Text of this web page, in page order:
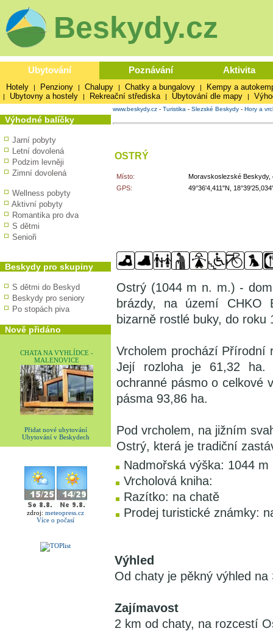
Beskydy.cz
Ubytování Poznávání Aktivita
Hotely | Penziony | Chalupy | Chatky a bungalovy | Kempy a
| Ubytovny a hostely | Rekreační střediska | Ubytování dle mapy |
Výhodné balíčky
Jarní pobyty
Letní dovolená
Podzim levněji
Zimní dovolená
Wellness pobyty
Aktivní pobyty
Romantika pro dva
S dětmi
Senioři
Beskydy pro skupiny
S dětmi do Beskyd
Beskydy pro seniory
Po stopách piva
Nově přidáno
CHATA NA VYHLÍDCE -
MALENOVICE
Přidat nové ubytování
Ubytování v Beskydech
zdroj: meteopress.cz
Více o počasí
www.beskydy.cz - Turistika - Slezské Beskydy - Hory a
OSTRÝ
Místo:
Moravskoslezské Beskydy,
GPS:
49°36'4,411"N,
Ostrý (1044 m n. m.) -
brázdy, na území CHKO
bizarně rostlé buky, do roku
Vrcholem prochází Přírodní
Její rozloha je 61,32 ha.
ochranné pásmo o celkové
pásma 93,86 ha.
Pod vrcholem, na jižním
Ostrý, která je tradiční
Nadmořská výška: 1044 m
Vrcholová kniha:
Razítko: na chatě
Prodej turistické známky:
Výhled
Od chaty je pěkný výhled na
Zajímavost
2 km od chaty, na rozcestí